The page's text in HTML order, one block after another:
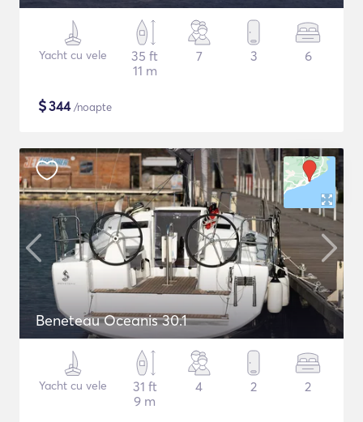
Yacht cu vele
35 ft
11 m
7 3 6
$344/noapte
Beneteau Oceanis 30.1
Yacht cu vele
31 ft
9 m
4 2 2